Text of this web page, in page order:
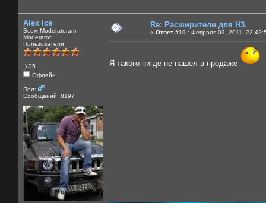
Alex Ice
Всем Moderatoram
Moderator
Пользователи
:) 35
Офлайн
Пол:
Сообщений: 8197
Re: Расширители для Н3.
« Ответ #10 : Февраля 03, 2011,
Я такого нигде не нашел в продаже